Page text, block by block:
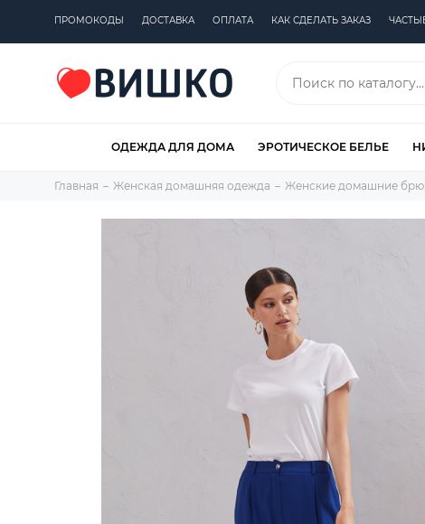
ПРОМОКОДЫ ДОСТАВКА ОПЛАТА КАК СДЕЛАТЬ ЗАКАЗ
ОДЕЖДА ДЛЯ ДОМА ЭРОТИЧЕСКОЕ БЕЛЬЕ
Главная Женская домашняя одежда Женские домашние